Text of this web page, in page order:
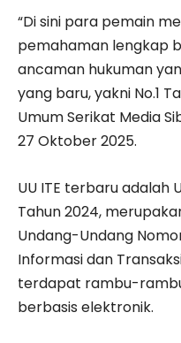
“Di sini para pemain
pemahaman lengkap
ancaman hukuman
yang baru, yakni No.1
Umum Serikat Media
27 Oktober 2025.
UU ITE terbaru adalah
Tahun 2024,
Undang-Undang
Informasi dan
terdapat rambu-
berbasis elektronik.